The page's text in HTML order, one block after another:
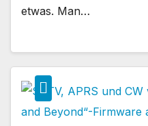
etwas. Man…